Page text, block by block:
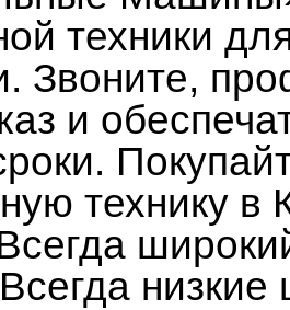
техники
Звоните,
и
технику